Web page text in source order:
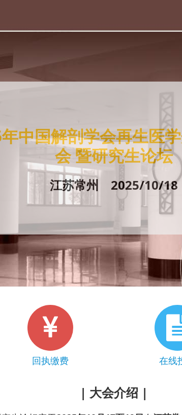
中国解剖学会再生医
会 暨研究生论坛
江苏常州 2025/10/18
回执缴费 在线
| 大会介绍 |